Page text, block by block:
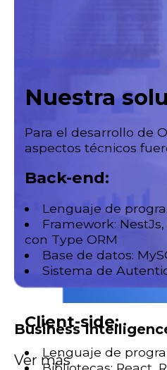
Business
Ver más
Nuestra
Para el desarrollo de
aspectos técnicos
Back-end:
Lenguaje de
Framework:
con Type ORM
Base de datos:
Sistema de
Client-side:
Lenguaje de